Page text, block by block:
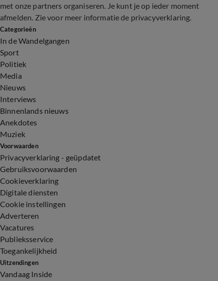
met onze partners organiseren. Je kunt je op ieder moment
afmelden. Zie voor meer informatie de privacyverklaring.
Categorieën
In de Wandelgangen
Sport
Politiek
Media
Nieuws
Interviews
Binnenlands nieuws
Anekdotes
Muziek
Voorwaarden
Privacyverklaring - geüpdatet
Gebruiksvoorwaarden
Cookieverklaring
Digitale diensten
Cookie instellingen
Adverteren
Vacatures
Publieksservice
Toegankelijkheid
Uitzendingen
Vandaag Inside